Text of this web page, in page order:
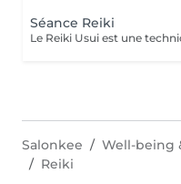
Séance Reiki
Salonkee Well-being
Reiki